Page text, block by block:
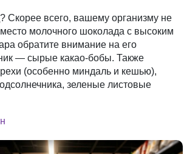
Скорее всего, вашему организму не
молочного шоколада с высоким
обратите внимание на его
— сырые какао-бобы. Также
(особенно миндаль и кешью),
зеленые листовые